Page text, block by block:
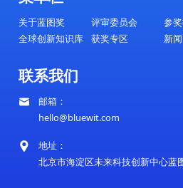
本次论坛的成功举办，
的影响力，也激发了全球科
和投入，为构建一个更加清
和力量。
上一篇:2022年蓝图奖加速科技